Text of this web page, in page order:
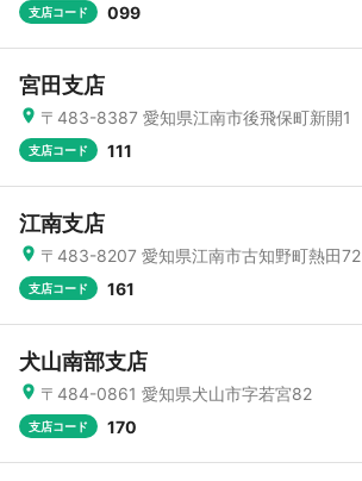
支店コード 099
宮田支店
〒483-8387 愛知県江南市後飛保町新開1
支店コード 111
江南支店
〒483-8207 愛知県江南市古知野町熱田72
支店コード 161
犬山南部支店
〒484-0861 愛知県犬山市字若宮82
支店コード 170